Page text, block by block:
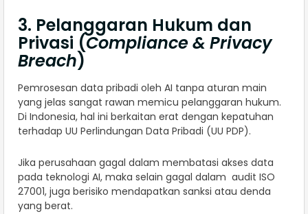
3. Pelanggaran Hukum dan
Privasi (Compliance & Privacy
Breach)
Pemrosesan data pribadi oleh AI tanpa aturan main
yang jelas sangat rawan memicu pelanggaran hukum.
Di Indonesia, hal ini berkaitan erat dengan kepatuhan
terhadap UU Perlindungan Data Pribadi (UU PDP).
Jika perusahaan gagal dalam membatasi akses data
pada teknologi AI, maka selain gagal dalam audit ISO
27001, juga berisiko mendapatkan sanksi atau denda
yang berat.